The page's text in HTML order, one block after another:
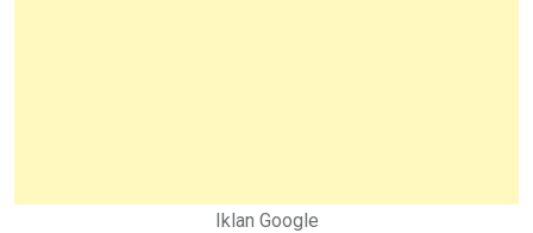
Iklan Google